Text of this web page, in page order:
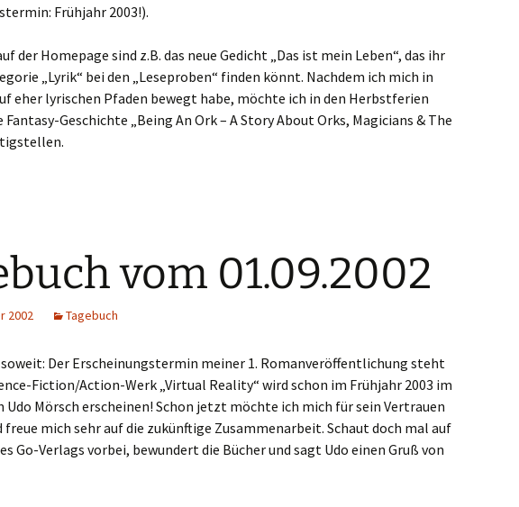
Frühjahr 2003!).
der Homepage sind z.B. das neue Gedicht „Das ist mein Leben“, das ihr
„Lyrik“ bei den „Leseproben“ finden könnt. Nachdem ich mich in
eher lyrischen Pfaden bewegt habe, möchte ich in den Herbstferien
Geschichte „Being An Ork – A Story About Orks, Magicians & The
vom 01.09.2002
2002 Tagebuch
Der Erscheinungstermin meiner 1. Romanveröffentlichung steht
Fiction/Action-Werk „Virtual Reality“ wird schon im Frühjahr 2003 im
Udo Mörsch erscheinen! Schon jetzt möchte ich mich für sein Vertrauen
freue mich sehr auf die zukünftige Zusammenarbeit. Schaut doch mal auf
Go-Verlags vorbei, bewundert die Bücher und sagt Udo einen Gruß von